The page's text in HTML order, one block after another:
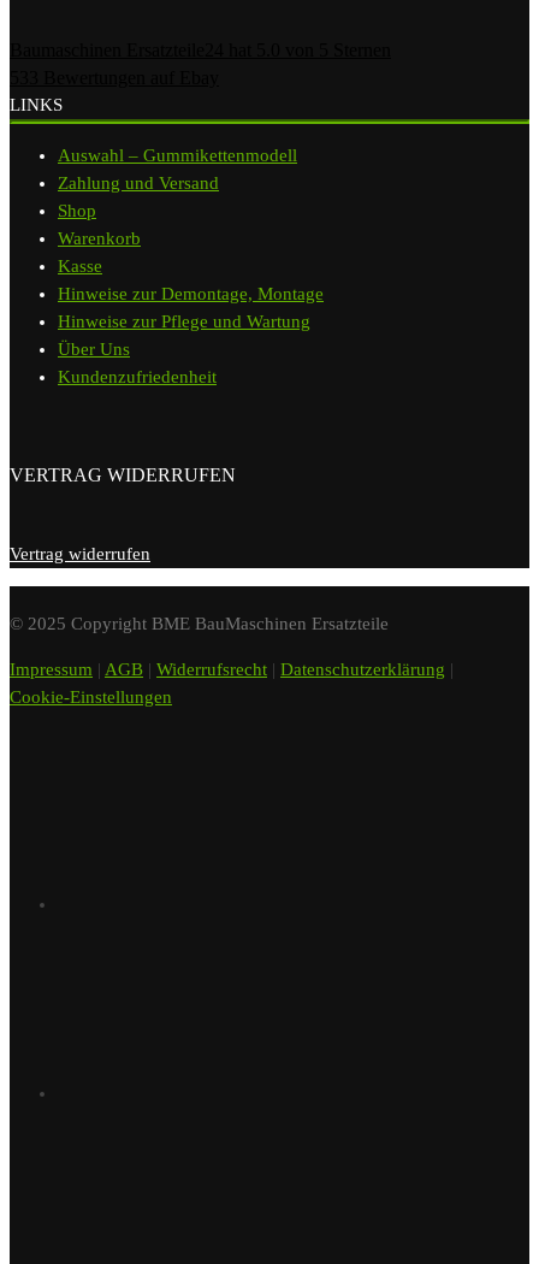
LINKS
Auswahl – Gummikettenmodell
Zahlung und Versand
Shop
Warenkorb
Kasse
Hinweise zur Demontage, Montage
Hinweise zur Pflege und Wartung
Über Uns
Kundenzufriedenheit
VERTRAG WIDERRUFEN
Vertrag widerrufen
© 2025 Copyright BME BauMaschinen Ersatzteile
Impressum | AGB | Widerrufsrecht | Datenschutzerklärung |
Cookie-Einstellungen